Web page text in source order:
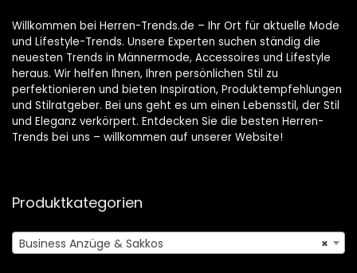
Willkommen bei Herren-Trends.de – Ihr Ort für aktuelle Mode
und Lifestyle-Trends. Unsere Experten suchen ständig die
neuesten Trends in Männermode, Accessoires und Lifestyle
heraus. Wir helfen Ihnen, Ihren persönlichen Stil zu
perfektionieren und bieten Inspiration, Produktempfehlungen
und Stilratgeber. Bei uns geht es um einen Lebensstil, der Stil
und Eleganz verkörpert. Entdecken Sie die besten Herren-
Trends bei uns – willkommen auf unserer Website!
Produktkategorien
×
Business Anzüge & Sakkos